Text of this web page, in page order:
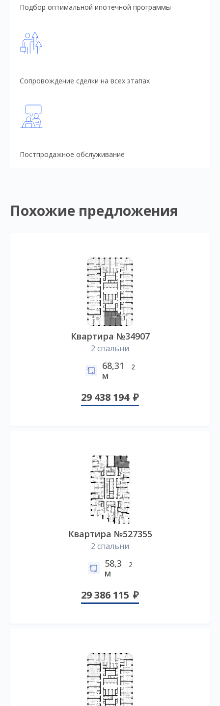
Подбор оптимальной ипотечной программы
Сопровождение сделки на всех этапах
Постпродажное обслуживание
Похожие предложения
Квартира №34907
2 спальни
68,31
м
2
29 438 194
Квартира №527355
2 спальни
58,3
м
2
29 386 115